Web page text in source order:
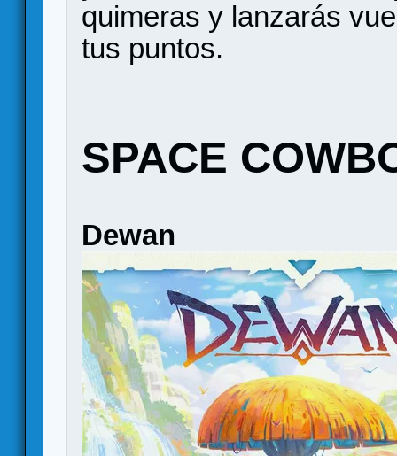
quimeras y lanzarás
tus puntos.
SPACE
Dewan